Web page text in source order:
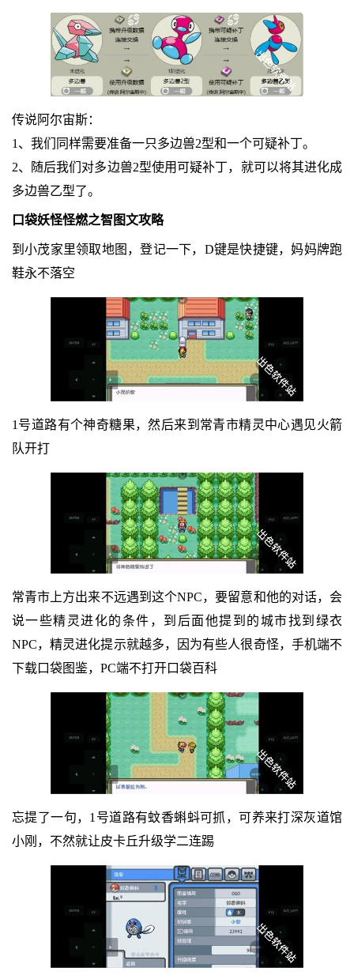
传说阿尔宙斯：
1、我们同样需要准备一只多边兽2型和一个可疑补丁。
2、随后我们对多边兽2型使用可疑补丁，就可以将其进化成
多边兽乙型了。
口袋妖怪怪燃之智图文攻略
到小茂家里领取地图，登记一下，D键是快捷键，妈妈牌跑
鞋永不落空
1号道路有个神奇糖果，然后来到常青市精灵中心遇见火箭
队开打
常青市上方出来不远遇到这个NPC，要留意和他的对话，会
说一些精灵进化的条件，到后面他提到的城市找到绿衣
NPC，精灵进化提示就越多，因为有些人很奇怪，手机端不
下载口袋图鉴，PC端不打开口袋百科
忘提了一句，1号道路有蚊香蝌蚪可抓，可养来打深灰道馆
小刚，不然就让皮卡丘升级学二连踢